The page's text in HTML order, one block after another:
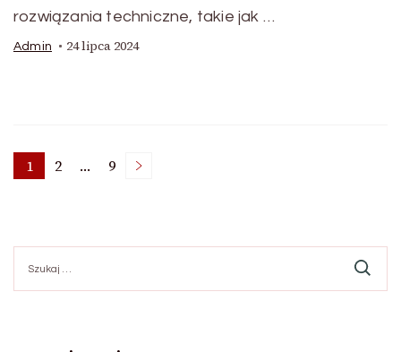
rozwiązania techniczne, takie jak …
Admin 24 lipca 2024
Stronicowanie
wpisów
Strona
1 Strona
2 … Strona
9